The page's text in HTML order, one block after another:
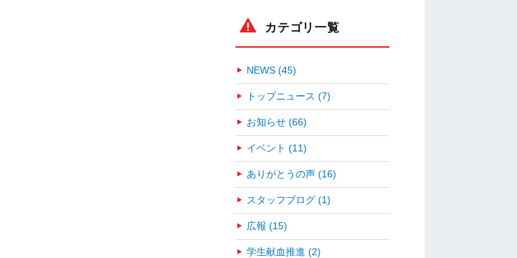
カテゴリ一覧
NEWS (45)
トップニュース (7)
お知らせ (66)
イベント (11)
ありがとうの声 (16)
スタッフブログ (1)
広報 (15)
学生献血推進 (2)